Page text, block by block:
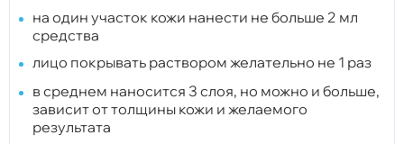
на один участок кожи нанести не больше 2 мл
средства
лицо покрывать раствором желательно не 1 раз
в среднем наносится 3 слоя, но можно и больше,
зависит от толщины кожи и желаемого
результата